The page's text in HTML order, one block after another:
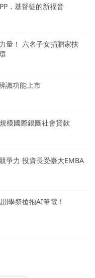
，基督徒的新福音
量！ 六名子女捐贈家扶
識功能上市
模國際銀團社會貸款
爭力 投資長受臺大EMBA
學祭搶抱AI筆電！